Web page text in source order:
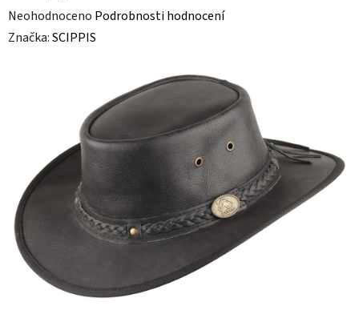
Průměrné
hodnocení
hvězdiček.
Neohodnoceno Podrobnosti hodnocení
Značka:SCIPPIS